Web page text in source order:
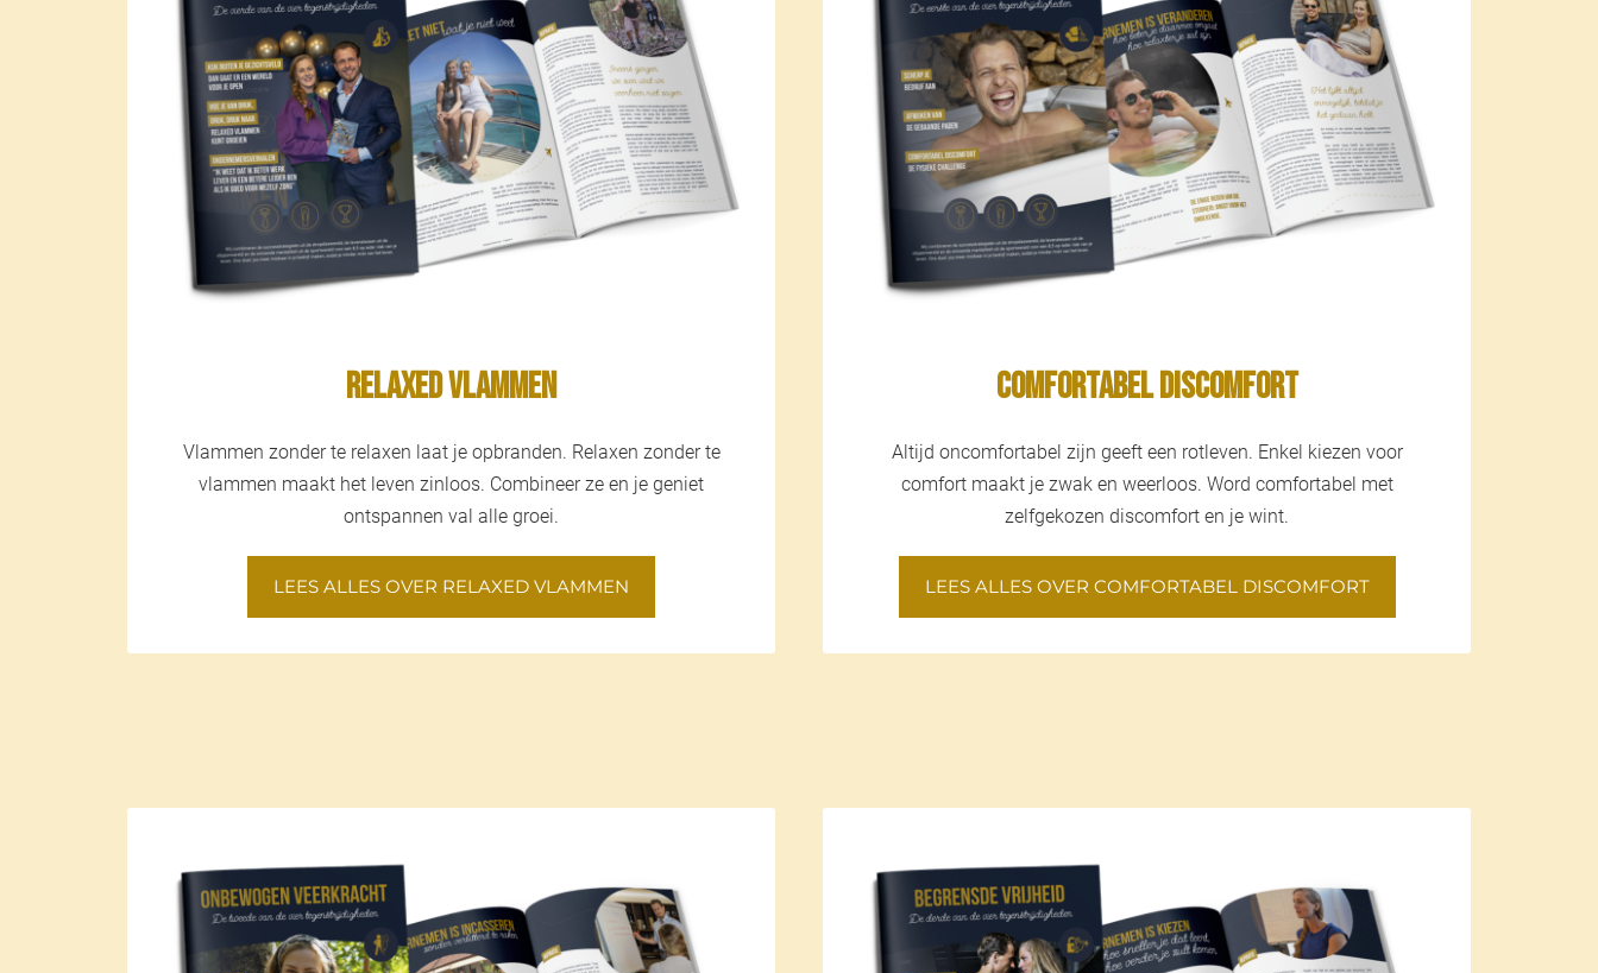
Relaxed Vlammen
Vlammen zonder te relaxen laat je opbranden. Relaxen zonder te
vlammen maakt het leven zinloos. Combineer ze en je geniet
ontspannen val alle groei.
LEES ALLES OVER RELAXED VLAMMEN
Comfortabel Discomfort
Altijd oncomfortabel zijn geeft een rotleven. Enkel kiezen voor
comfort maakt je zwak en weerloos. Word comfortabel met
zelfgekozen discomfort en je wint.
LEES ALLES OVER COMFORTABEL DISCOMFORT